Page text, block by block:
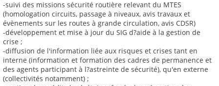
-suivi des missions sécurité routière relevant du MTES
(homologation circuits, passage à niveaux, avis travaux et
évènements sur les routes à grande circulation, avis CDSR)
-développement et mise à jour du SIG d?aide à la gestion de
crise ;
-diffusion de l'information liée aux risques et crises tant en
interne (information et formation des cadres de permanence et
des agents participant à l?astreinte de sécurité), qu'en externe
(collectivités notamment) ;